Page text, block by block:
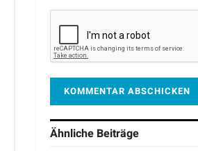
Ähnliche Beiträge